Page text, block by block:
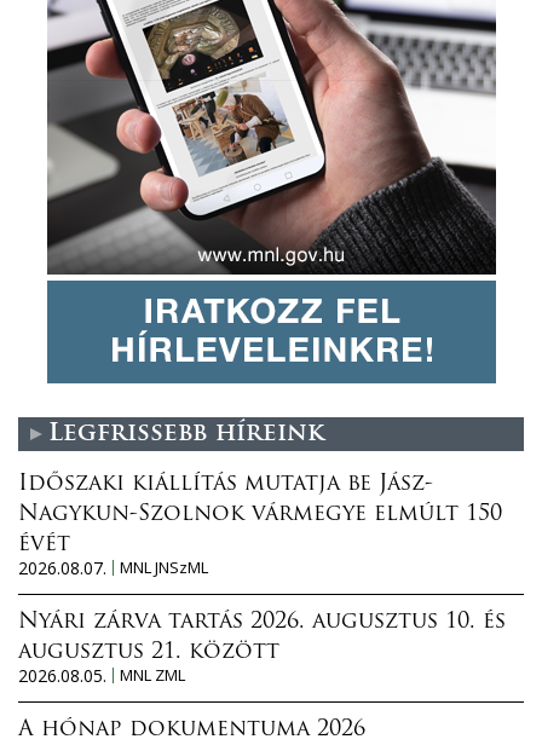
Legfrissebb híreink
Időszaki kiállítás mutatja be Jász-
Nagykun-Szolnok vármegye elmúlt 150
évét
2026.08.07.
MNL JNSzML
Nyári zárva tartás 2026. augusztus 10. és
augusztus 21. között
2026.08.05.
MNL ZML
A hónap dokumentuma 2026